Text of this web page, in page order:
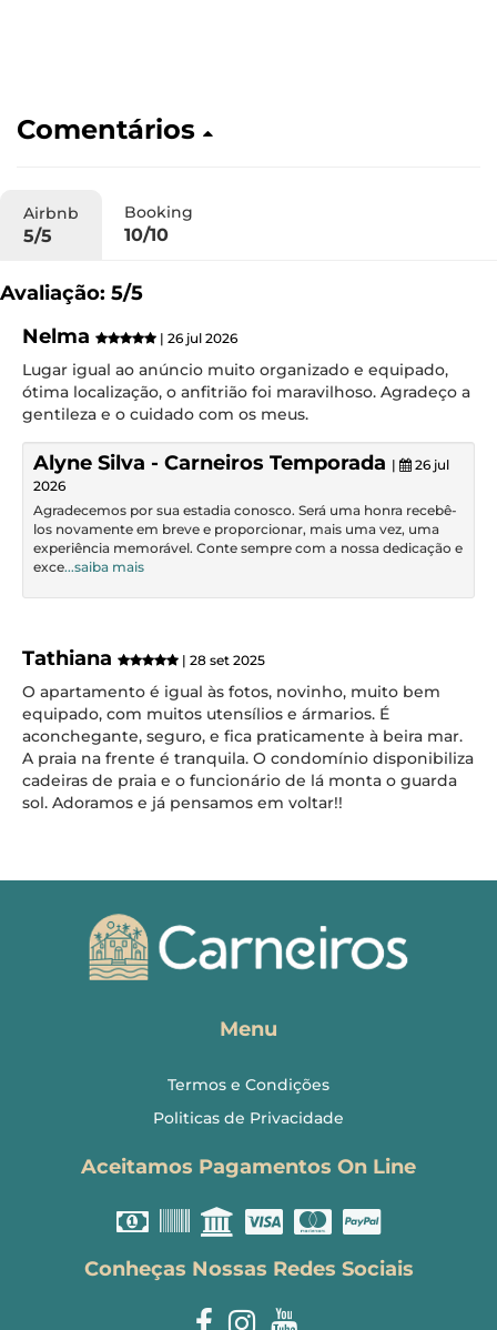
Comentários
Airbnb
5/5
Booking
10/10
Avaliação: 5/5
Nelma
| 26 jul 2026
Lugar igual ao anúncio muito organizado e equipado,
ótima localização, o anfitrião foi maravilhoso. Agradeço a
gentileza e o cuidado com os meus.
Alyne Silva - Carneiros Temporada |
26 jul
2026
Agradecemos por sua estadia conosco. Será uma honra recebê-
los novamente em breve e proporcionar, mais uma vez, uma
experiência memorável. Conte sempre com a nossa dedicação e
exce...saiba mais
Tathiana | 28 set 2025
O apartamento é igual às fotos, novinho, muito bem
equipado, com muitos utensílios e ármarios. É
aconchegante, seguro, e fica praticamente à beira mar.
A praia na frente é tranquila. O condomínio disponibiliza
cadeiras de praia e o funcionário de lá monta o guarda
sol. Adoramos e já pensamos em voltar!!
Menu
Termos e Condições
Politicas de Privacidade
Aceitamos Pagamentos On Line
Conheças Nossas Redes Sociais